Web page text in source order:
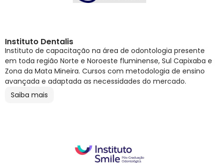
Instituto Dentalis
Instituto de capacitação na área de odontologia presente
em toda região Norte e Noroeste fluminense, Sul Capixaba e
Zona da Mata Mineira. Cursos com metodologia de ensino
avançada e adaptada as necessidades do mercado.
Saiba mais